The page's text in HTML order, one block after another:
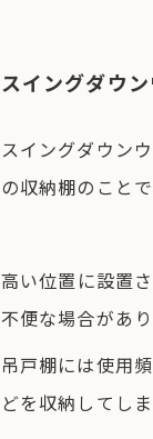
スイングダウ
スイングダウン
の収納棚のこと
高い位置に設置
不便な場合があり
吊戸棚には使用
どを収納してし